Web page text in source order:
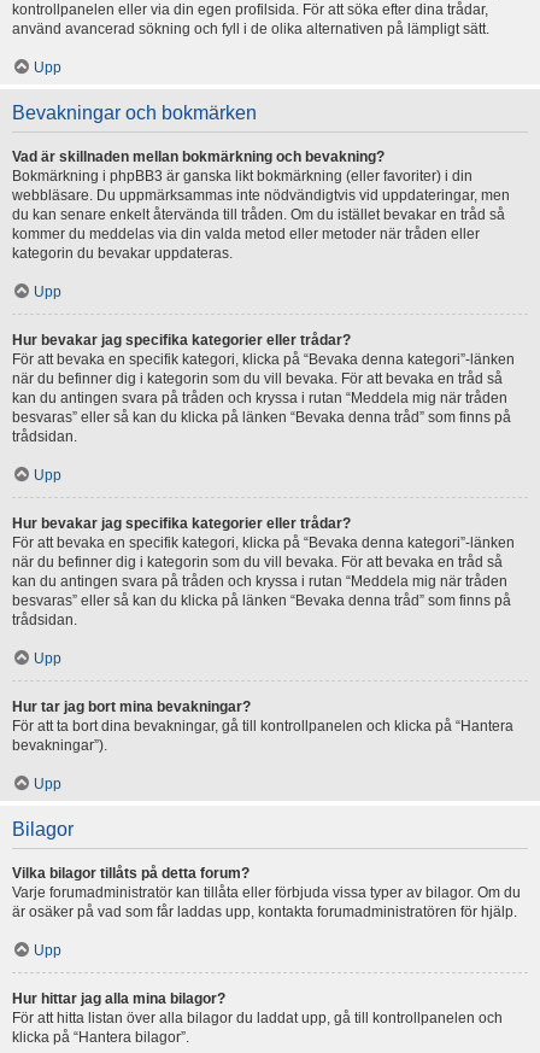
kontrollpanelen eller via din egen profilsida. För att söka efter dina trådar,
använd avancerad sökning och fyll i de olika alternativen på lämpligt sätt.
Upp
Bevakningar och bokmärken
Vad är skillnaden mellan bokmärkning och bevakning?
Bokmärkning i phpBB3 är ganska likt bokmärkning (eller favoriter) i din
webbläsare. Du uppmärksammas inte nödvändigtvis vid uppdateringar, men
du kan senare enkelt återvända till tråden. Om du istället bevakar en tråd så
kommer du meddelas via din valda metod eller metoder när tråden eller
kategorin du bevakar uppdateras.
Upp
Hur bevakar jag specifika kategorier eller trådar?
För att bevaka en specifik kategori, klicka på “Bevaka denna kategori”-länken
när du befinner dig i kategorin som du vill bevaka. För att bevaka en tråd så
kan du antingen svara på tråden och kryssa i rutan “Meddela mig när tråden
besvaras” eller så kan du klicka på länken “Bevaka denna tråd” som finns på
trådsidan.
Upp
Hur bevakar jag specifika kategorier eller trådar?
För att bevaka en specifik kategori, klicka på “Bevaka denna kategori”-länken
när du befinner dig i kategorin som du vill bevaka. För att bevaka en tråd så
kan du antingen svara på tråden och kryssa i rutan “Meddela mig när tråden
besvaras” eller så kan du klicka på länken “Bevaka denna tråd” som finns på
trådsidan.
Upp
Hur tar jag bort mina bevakningar?
För att ta bort dina bevakningar, gå till kontrollpanelen och klicka på “Hantera
bevakningar”).
Upp
Bilagor
Vilka bilagor tillåts på detta forum?
Varje forumadministratör kan tillåta eller förbjuda vissa typer av bilagor. Om du
är osäker på vad som får laddas upp, kontakta forumadministratören för hjälp.
Upp
Hur hittar jag alla mina bilagor?
För att hitta listan över alla bilagor du laddat upp, gå till kontrollpanelen och
klicka på “Hantera bilagor”.